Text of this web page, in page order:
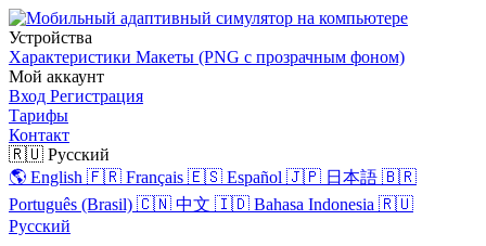
Устройства
Характеристики Макеты (PNG с прозрачным фоном)
Мой аккаунт
Вход Регистрация
Тарифы
Контакт
🇷🇺 Русский
🌎 English 🇫🇷 Français 🇪🇸 Español 🇯🇵 日本語 🇧🇷
Português (Brasil) 🇨🇳 中文 🇮🇩 Bahasa Indonesia 🇷🇺
Русский